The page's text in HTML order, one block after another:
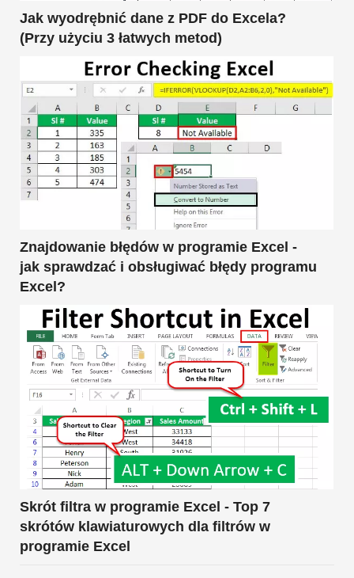
Jak wyodrębnić dane z PDF do Excela?
(Przy użyciu 3 łatwych metod)
Znajdowanie błędów w programie Excel -
jak sprawdzać i obsługiwać błędy programu
Excel?
Skrót filtra w programie Excel - Top 7
skrótów klawiaturowych dla filtrów w
programie Excel